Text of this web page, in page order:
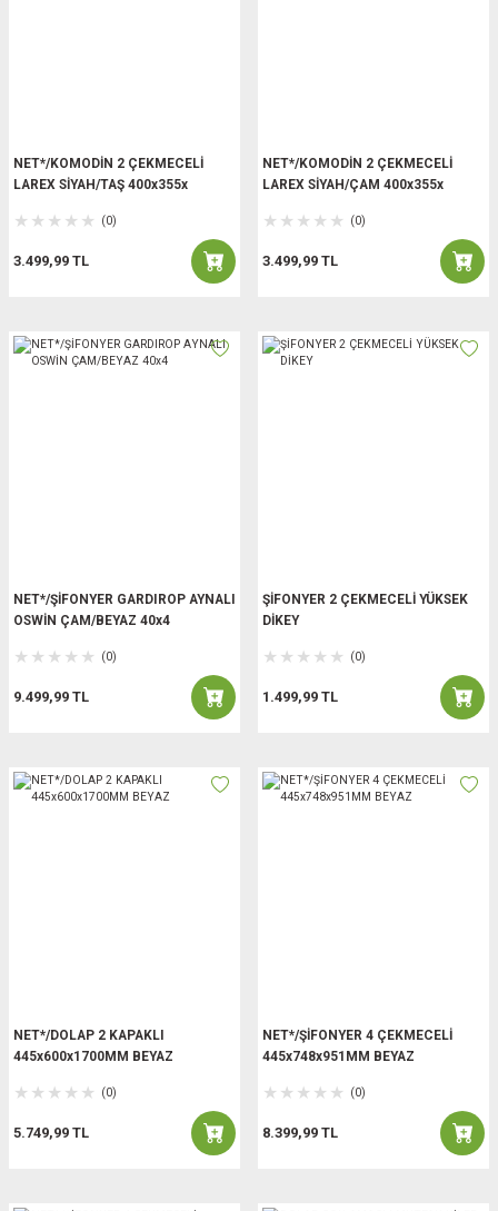
NET*/KOMODİN 2 ÇEKMECELİ
LAREX SİYAH/TAŞ 400x355x
(0)
3.499,99 TL
NET*/KOMODİN 2 ÇEKMECELİ
LAREX SİYAH/ÇAM 400x355x
(0)
3.499,99 TL
NET*/ŞİFONYER GARDIROP AYNALI
OSWİN ÇAM/BEYAZ 40x4
(0)
9.499,99 TL
ŞİFONYER 2 ÇEKMECELİ YÜKSEK
DİKEY
(0)
1.499,99 TL
NET*/DOLAP 2 KAPAKLI
445x600x1700MM BEYAZ
(0)
5.749,99 TL
NET*/ŞİFONYER 4 ÇEKMECELİ
445x748x951MM BEYAZ
(0)
8.399,99 TL